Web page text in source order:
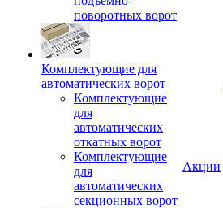
поворотных ворот
Комплектующие для
автоматических ворот
Комплектующие
для
автоматических
откатных ворот
Комплектующие
для
автоматических
секционных ворот
Акции